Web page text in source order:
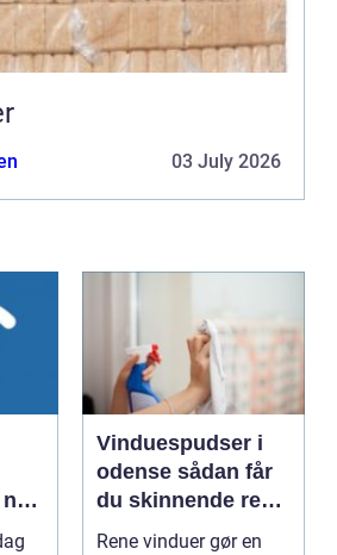
03 July 2026
Vinduespudser i
odense sådan får
du skinnende rene
ruder året rundt
Rene vinduer gør en